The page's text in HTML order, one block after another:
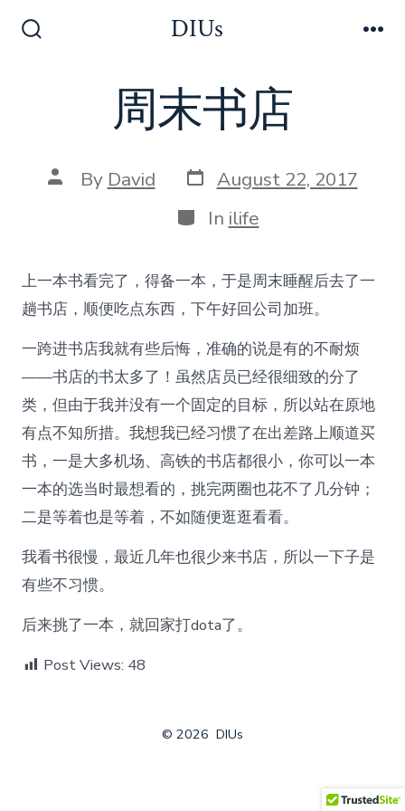
DIUs
周末书店
Post
author
By David Post
date
August 22, 2017
Categories
In ilife
上一本书看完了，得备一本，于是周末睡醒后去了一
趟书店，顺便吃点东西，下午好回公司加班。
一跨进书店我就有些后悔，准确的说是有的不耐烦
——书店的书太多了！虽然店员已经很细致的分了
类，但由于我并没有一个固定的目标，所以站在原地
有点不知所措。我想我已经习惯了在出差路上顺道买
书，一是大多机场、高铁的书店都很小，你可以一本
一本的选当时最想看的，挑完两圈也花不了几分钟；
二是等着也是等着，不如随便逛逛看看。
我看书很慢，最近几年也很少来书店，所以一下子是
有些不习惯。
后来挑了一本，就回家打dota了。
Post Views: 48
© 2026 DIUs